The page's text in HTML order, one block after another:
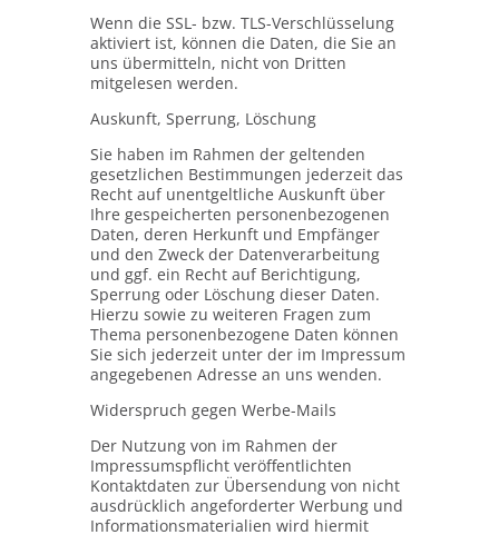
Wenn die SSL- bzw. TLS-Verschlüsselung
aktiviert ist, können die Daten, die Sie an
uns übermitteln, nicht von Dritten
mitgelesen werden.
Auskunft, Sperrung, Löschung
Sie haben im Rahmen der geltenden
gesetzlichen Bestimmungen jederzeit das
Recht auf unentgeltliche Auskunft über
Ihre gespeicherten personenbezogenen
Daten, deren Herkunft und Empfänger
und den Zweck der Datenverarbeitung
und ggf. ein Recht auf Berichtigung,
Sperrung oder Löschung dieser Daten.
Hierzu sowie zu weiteren Fragen zum
Thema personenbezogene Daten können
Sie sich jederzeit unter der im Impressum
angegebenen Adresse an uns wenden.
Widerspruch gegen Werbe-Mails
Der Nutzung von im Rahmen der
Impressumspflicht veröffentlichten
Kontaktdaten zur Übersendung von nicht
ausdrücklich angeforderter Werbung und
Informationsmaterialien wird hiermit